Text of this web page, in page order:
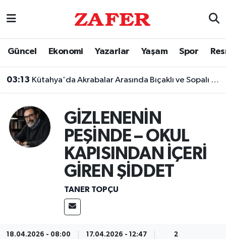
Güncel Ekonomi Yazarlar Yaşam Spor
03:13 Kütahya'da Akrabalar Arasında Bıçaklı ve Sopalı Kavga
GİZLENENİN
PEŞİNDE – OKUL
KAPISINDAN İÇERİ
GİREN ŞİDDET
TANER TOPÇU
18.04.2026 - 08:00 17.04.2026 - 12:47 2
Nöbetçi Eczaneler
Trafik Durumu
Süper Lig Puan Durumu ve Fikstür
Tüm Manşetler
Son Dakika Haberleri